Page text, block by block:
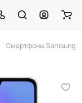
Смартфоны Samsung